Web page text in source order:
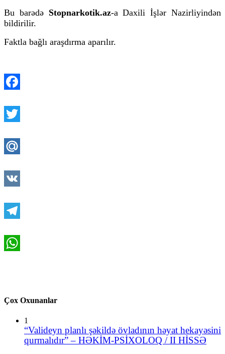
Bu barədə Stopnarkotik.az-a Daxili İşlər Nazirliyindən
bildirilir.
Faktla bağlı araşdırma aparılır.
Çox Oxunanlar
1
“Valideyn planlı şəkildə övladının həyat hekayəsini
qurmalıdır” – HƏKİM-PSİXOLOQ / II HİSSƏ